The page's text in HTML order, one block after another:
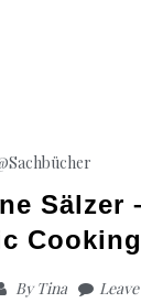
Sälzer
Cooking
ByTina